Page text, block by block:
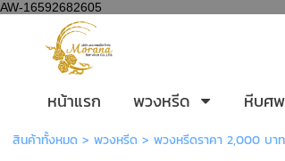
AW-16592682605
หน้าแรก พวงหรีด หีบศพ
สินค้าทั้งหมด > พวงหรีด > พวงหรีดราคา 2,000 บาท